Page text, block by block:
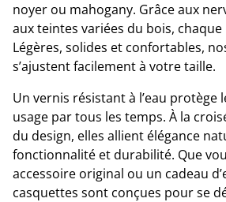
noyer ou mahogany. Grâce aux
aux teintes variées du bois,
Légères, solides et confortables,
s’ajustent facilement à votre taille.
Un vernis résistant à l’eau protège
usage par tous les temps. À la
du design, elles allient élégance
fonctionnalité et durabilité. Que
accessoire original ou un cadeau
casquettes sont conçues pour se